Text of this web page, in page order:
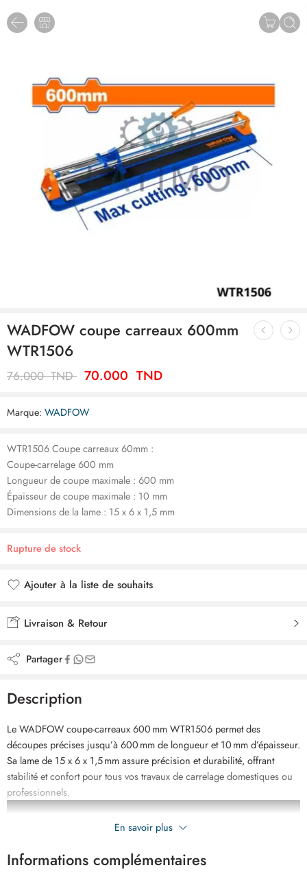
WADFOW coupe carreaux 600mm
WTR1506
76.000TND 70.000 TND
Marque: WADFOW
WTR1506 Coupe carreaux 60mm :
Coupe-carrelage 600 mm
Longueur de coupe maximale : 600 mm
Épaisseur de coupe maximale : 10 mm
Dimensions de la lame : 15 x 6 x 1,5 mm
Rupture de stock
Ajouter à la liste de souhaits
Livraison & Retour
Partager
Description
Le WADFOW coupe-carreaux 600 mm WTR1506 permet des
découpes précises jusqu’à 600 mm de longueur et 10 mm d’épaisseur.
Sa lame de 15 x 6 x 1,5 mm assure précision et durabilité, offrant
stabilité et confort pour tous vos travaux de carrelage domestiques ou
professionnels.
En savoir plus
Informations complémentaires